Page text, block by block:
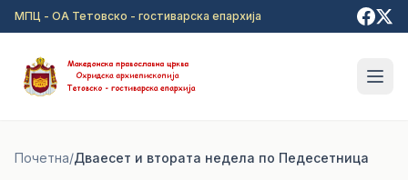
Прејди на главна содржина
МПЦ - ОА Тетовско - гостиварска епархија
Почетна/Дваесет и втората недела по Педесетница